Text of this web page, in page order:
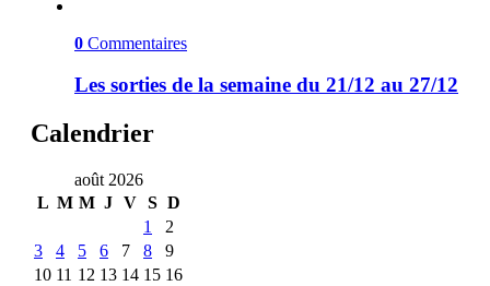
0 Commentaires
Les sorties de la semaine du 21/12 au 27/12
Calendrier
août 2026
L M M J V S D
1
2
3
4 5 6 7 8
9
10 11 12 13 14 15 16